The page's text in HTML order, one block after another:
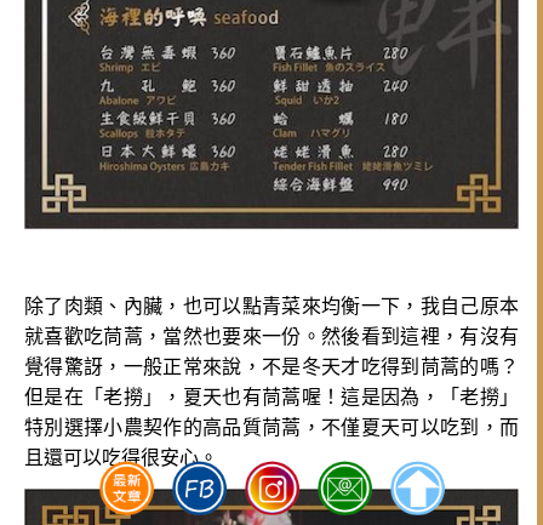
除了肉類、內臟，也可以點青菜來均衡一下，我自己原本
就喜歡吃茼蒿，當然也要來一份。然後看到這裡，有沒有
覺得驚訝，一般正常來說，不是冬天才吃得到茼蒿的嗎？
但是在「老撈」，夏天也有茼蒿喔！這是因為，「老撈」
特別選擇小農契作的高品質茼蒿，不僅夏天可以吃到，而
且還可以吃得很安心。